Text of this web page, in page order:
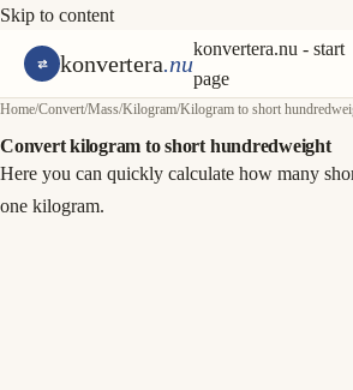
Skip to content
konvertera.nu
konvertera.nu - start
page
Home/Convert/Mass/Kilogram/Kilogram to short
Convert kilogram to short hundredweight
Here you can quickly calculate how many
one kilogram.